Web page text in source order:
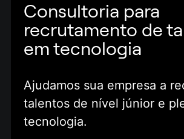
Consultoria para
recrutamento de
em tecnologia
Ajudamos sua empresa a
talentos de nível júnior e
tecnologia.